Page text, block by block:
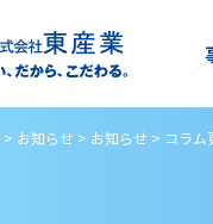
> お知らせ > お知らせ > コラム